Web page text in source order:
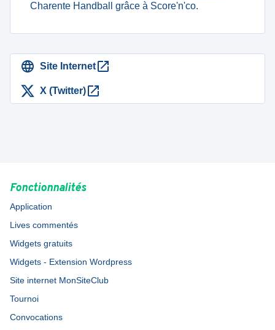
Charente Handball grâce à Score'n'co.
Site Internet
X (Twitter)
Fonctionnalités
Application
Lives commentés
Widgets gratuits
Widgets - Extension Wordpress
Site internet MonSiteClub
Tournoi
Convocations